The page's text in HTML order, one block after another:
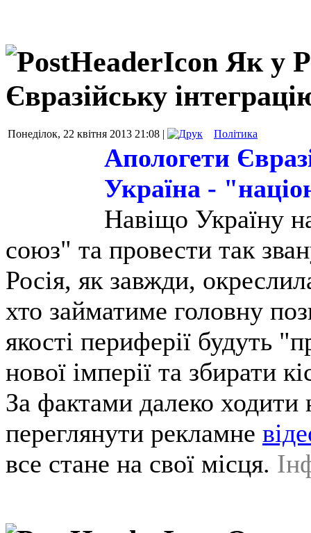
Як у
Євразійську
Понеділок, 22 квітня 2013 21:08 | Політика
Апологети
Україна -
Навіщо Україну
союз" та провести так
Росія, як завжди,
хто займатиме головну
якості периферії будуть
нової імперії та збирати
За фактами далеко
переглянути рекламне
все стане на свої місця.